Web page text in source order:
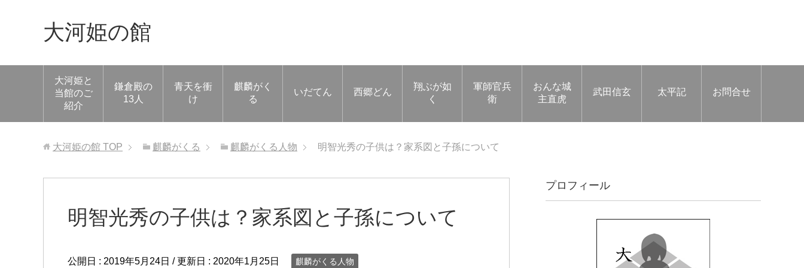
大河姫の館
大河姫と
当館のご
紹介
鎌倉殿の
13人
青天を衝
け
麒麟がく
る
いだてん 西郷どん
翔ぶが如
く
軍師官兵
衛
おんな城
主直虎
武田信玄 太平記 お問合せ
大河姫の館 TOP 麒麟がくる 麒麟がくる人物 明智光秀の子供は？家系図と子孫について
明智光秀の子供は？家系図と子孫について
公開日 : 2019年5月24日 / 更新日 : 2020年1月25日 麒麟がくる人物
プロフィール